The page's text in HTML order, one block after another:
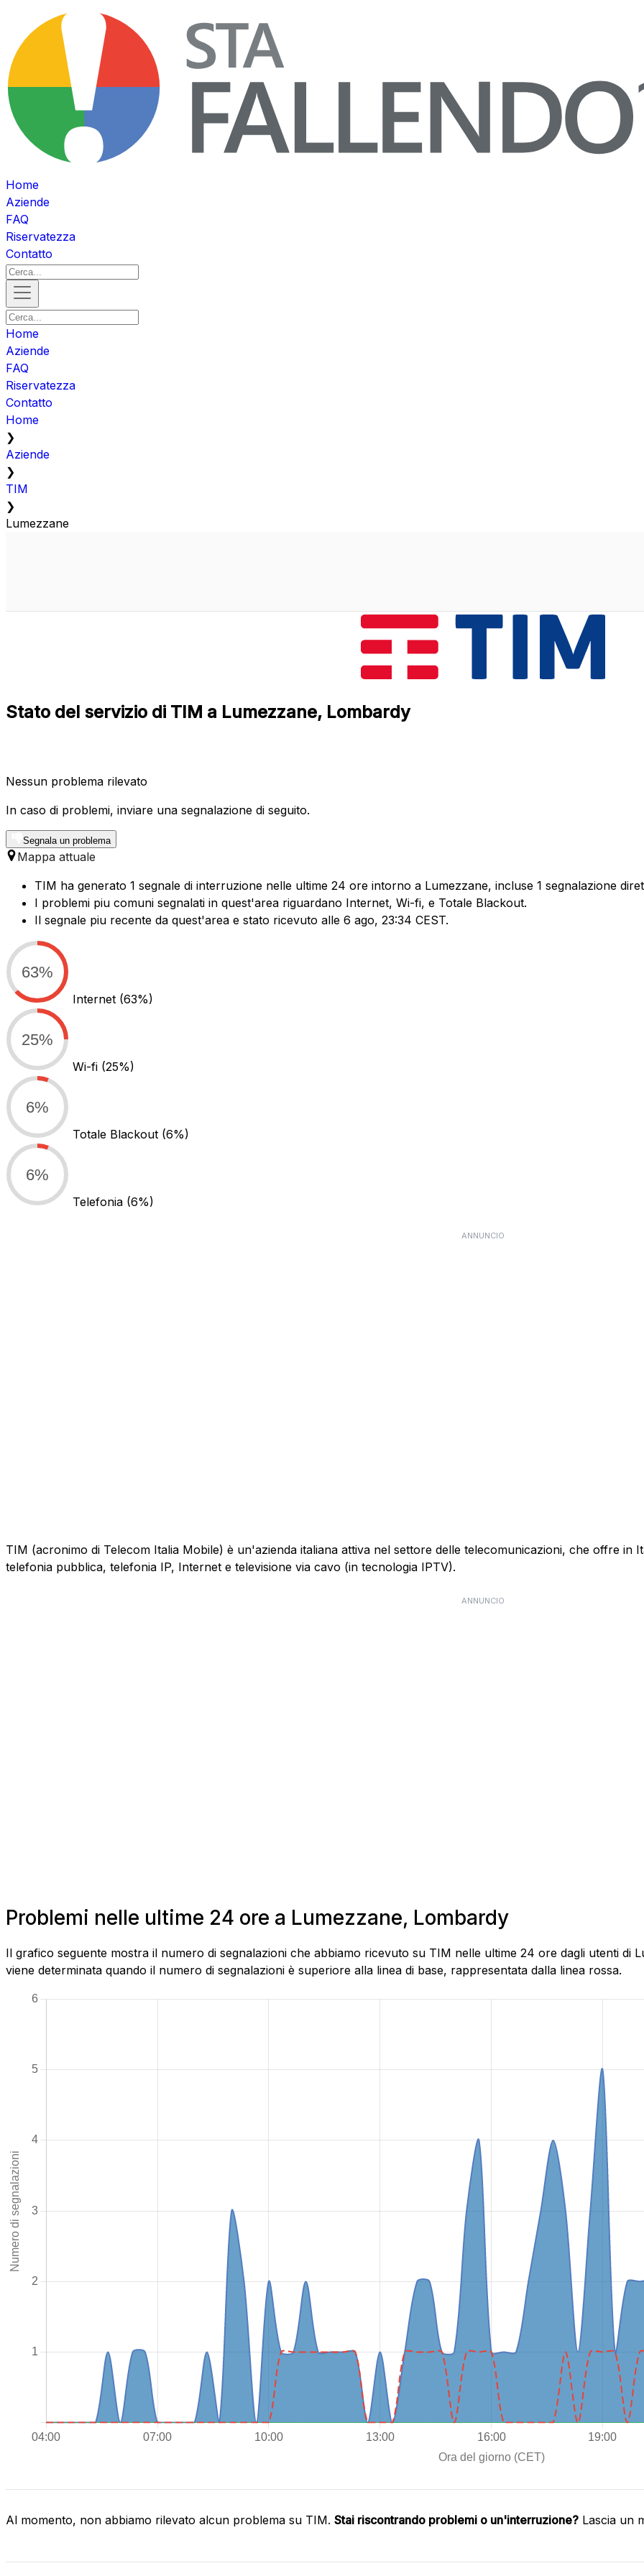
Home
Aziende
FAQ
Riservatezza
Contatto
Home
Aziende
FAQ
Riservatezza
Contatto
Home
❯
Aziende
❯
TIM
❯
Lumezzane
Stato del servizio di TIM a Lumezzane, Lombardy
Nessun problema rilevato
In caso di problemi, inviare una segnalazione di seguito.
Segnala un problema
Mappa attuale
TIM ha generato 1 segnale di interruzione nelle ultime 24 ore intorno a Lumezzane, incluse 1 segnalazione
I problemi piu comuni segnalati in quest'area riguardano Internet, Wi-fi, e Totale Blackout.
Il segnale piu recente da quest'area e stato ricevuto alle 6 ago, 23:34 CEST.
63%
Internet (63%)
25%
Wi-fi (25%)
6%
Totale Blackout (6%)
6%
Telefonia (6%)
ANNUNCIO
TIM (acronimo di Telecom Italia Mobile) è un'azienda italiana attiva nel settore delle telecomunicazioni, che offre in
telefonia pubblica, telefonia IP, Internet e televisione via cavo (in tecnologia IPTV).
ANNUNCIO
Problemi nelle ultime 24 ore a Lumezzane, Lombardy
Il grafico seguente mostra il numero di segnalazioni che abbiamo ricevuto su TIM nelle ultime 24 ore dagli utenti di
viene determinata quando il numero di segnalazioni è superiore alla linea di base, rappresentata dalla linea rossa.
Al momento, non abbiamo rilevato alcun problema su TIM. Stai riscontrando problemi o un'interruzione? Lascia un